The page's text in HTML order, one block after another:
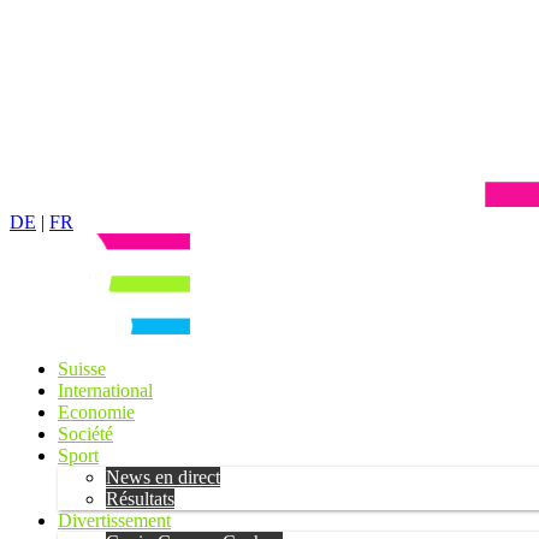
DE | FR
Suisse
International
Economie
Société
Sport
News en direct
Résultats
Divertissement